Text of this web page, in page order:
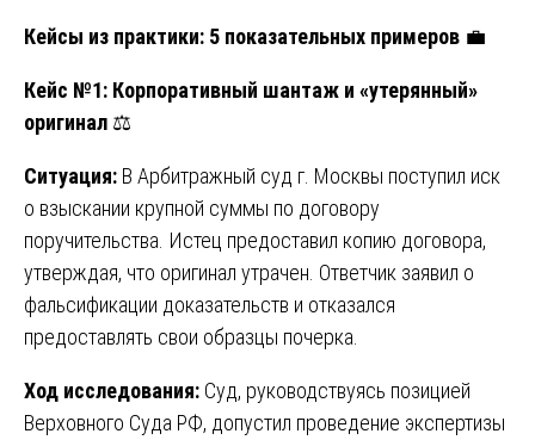
Кейсы из практики: 5 показательных примеров 💼
Кейс №1: Корпоративный шантаж и «утерянный»
оригинал ⚖️
Ситуация: В Арбитражный суд г. Москвы поступил иск
о взыскании крупной суммы по договору
поручительства. Истец предоставил копию договора,
утверждая, что оригинал утрачен. Ответчик заявил о
фальсификации доказательств и отказался
предоставлять свои образцы почерка.
Ход исследования: Суд, руководствуясь позицией
Верховного Суда РФ, допустил проведение экспертизы